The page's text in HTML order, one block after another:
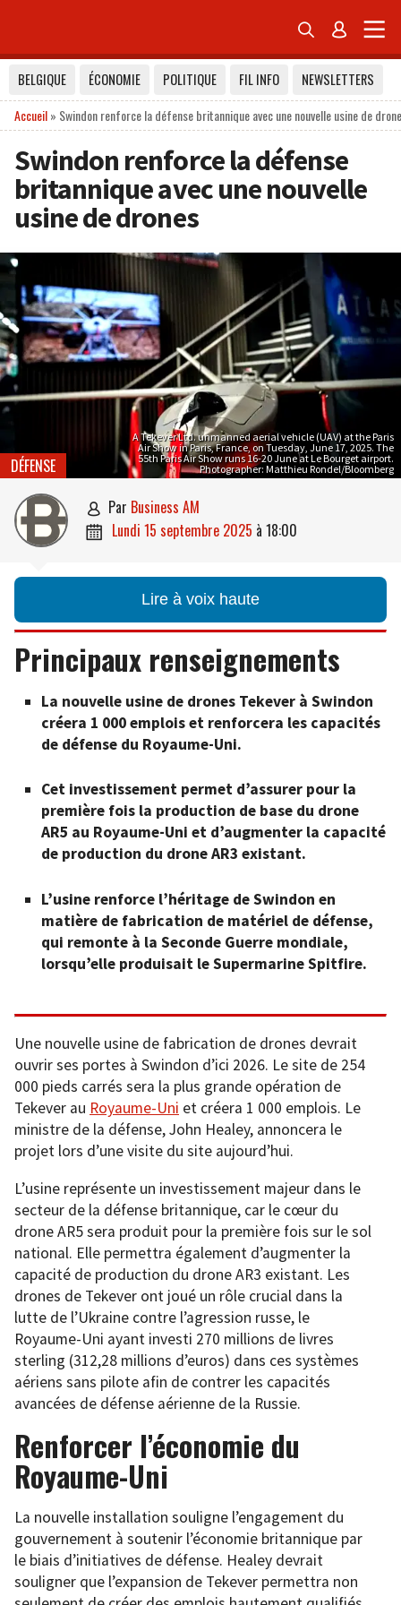
 
BELGIQUE ÉCONOMIE POLITIQUE FIL INFO
NEWSLETTERS
Accueil» Swindon renforce la défense britannique avec une nouvelle usine de
Swindon renforce la défense
britannique avec une nouvelle
usine de drones
A Tekever Ltd. unmanned aerial vehicle (UAV) at the Paris
Air Show in Paris, France, on Tuesday, June 17, 2025. The
55th Paris Air Show runs 16-20 June at Le Bourget airport.
Photographer: Matthieu Rondel/Bloomberg
DÉFENSE
 par Business AM
 lundi 15 septembre 2025 à 18:00
Lire à voix haute
Principaux renseignements
La nouvelle usine de drones Tekever à Swindon
créera 1 000 emplois et renforcera les capacités
de défense du Royaume-Uni.
Cet investissement permet d’assurer pour la
première fois la production de base du drone
AR5 au Royaume-Uni et d’augmenter la capacité
de production du drone AR3 existant.
L’usine renforce l’héritage de Swindon en
matière de fabrication de matériel de défense,
qui remonte à la Seconde Guerre mondiale,
lorsqu’elle produisait le Supermarine Spitfire.
Une nouvelle usine de fabrication de drones devrait
ouvrir ses portes à Swindon d’ici 2026. Le site de 254
000 pieds carrés sera la plus grande opération de
Tekever au Royaume-Uni et créera 1 000 emplois. Le
ministre de la défense, John Healey, annoncera le
projet lors d’une visite du site aujourd’hui.
L’usine représente un investissement majeur dans le
secteur de la défense britannique, car le cœur du
drone AR5 sera produit pour la première fois sur le sol
national. Elle permettra également d’augmenter la
capacité de production du drone AR3 existant. Les
drones de Tekever ont joué un rôle crucial dans la
lutte de l’Ukraine contre l’agression russe, le
Royaume-Uni ayant investi 270 millions de livres
sterling (312,28 millions d’euros) dans ces systèmes
aériens sans pilote afin de contrer les capacités
avancées de défense aérienne de la Russie.
Renforcer l’économie du
Royaume-Uni
La nouvelle installation souligne l’engagement du
gouvernement à soutenir l’économie britannique par
le biais d’initiatives de défense. Healey devrait
souligner que l’expansion de Tekever permettra non